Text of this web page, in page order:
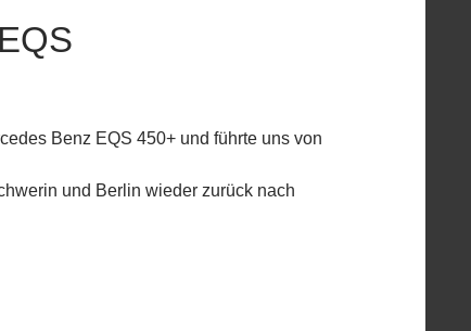
Benz EQS 450+ und führte uns von
und Berlin wieder zurück nach